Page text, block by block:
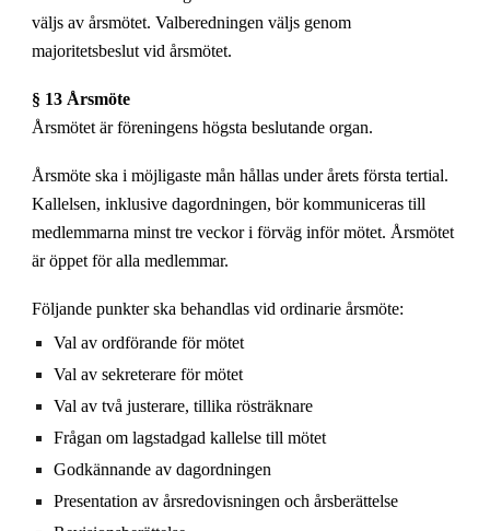
väljs av årsmötet. Valberedningen väljs genom
majoritetsbeslut vid årsmötet.
§ 13 Årsmöte
Årsmötet är föreningens högsta beslutande organ.
Årsmöte ska i möjligaste mån hållas under årets första tertial.
Kallelsen, inklusive dagordningen, bör kommuniceras till
medlemmarna minst tre veckor i förväg inför mötet. Årsmötet
är öppet för alla medlemmar.
Följande punkter ska behandlas vid ordinarie årsmöte:
Val av ordförande för mötet
Val av sekreterare för mötet
Val av två justerare, tillika rösträknare
Frågan om lagstadgad kallelse till mötet
Godkännande av dagordningen
Presentation av årsredovisningen och årsberättelse